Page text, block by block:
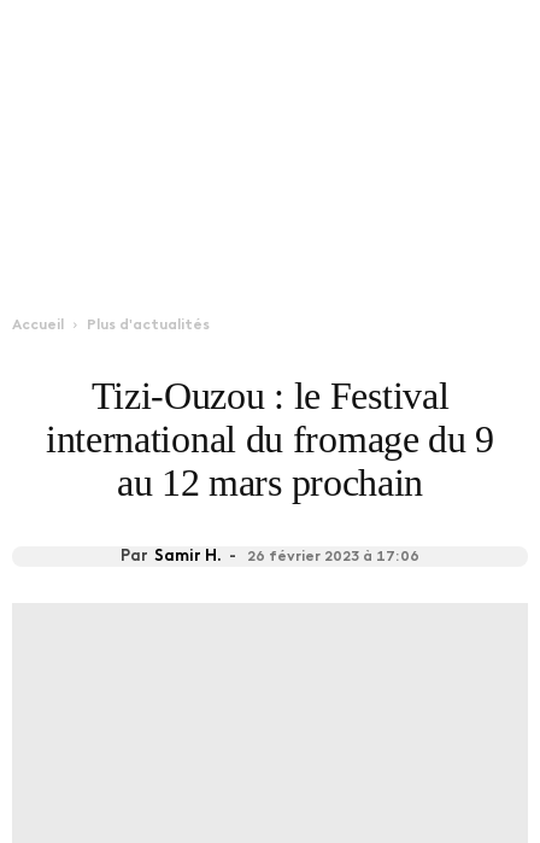
Accueil Plus d'actualités
Tizi-Ouzou : le Festival
international du fromage du 9
au 12 mars prochain
Par Samir H. - 26 février 2023 à 17:06